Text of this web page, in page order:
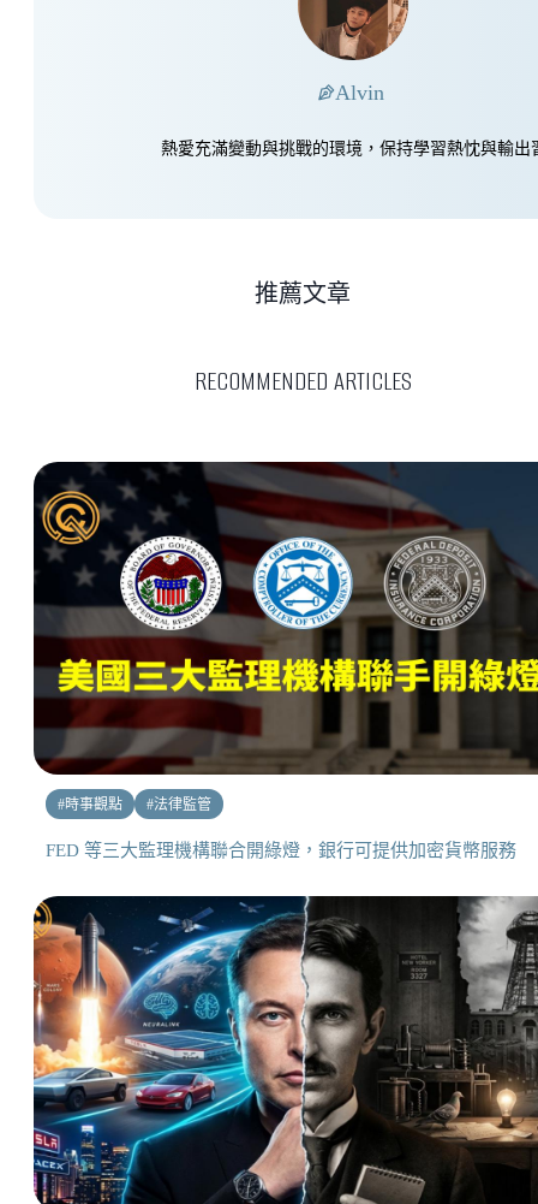
Alvin
熱愛充滿變動與挑戰的環境，保持學習熱忱與輸出
RECOMMENDED ARTICLES
推薦文章
#時事觀點 #法律監管
FED 等三大監理機構聯合開綠燈，銀行可提供加密貨幣服務